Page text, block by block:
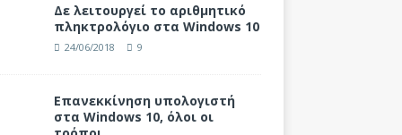
Δε λειτουργεί το αριθμητικό
πληκτρολόγιο στα Windows 10
24/06/2018 9
Επανεκκίνηση υπολογιστή
στα Windows 10, όλοι οι